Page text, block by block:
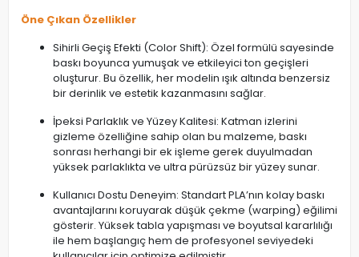
Öne Çıkan Özellikler
Sihirli Geçiş Efekti (Color Shift): Özel formülü sayesinde
baskı boyunca yumuşak ve etkileyici ton geçişleri
oluşturur. Bu özellik, her modelin ışık altında benzersiz
bir derinlik ve estetik kazanmasını sağlar.
İpeksi Parlaklık ve Yüzey Kalitesi: Katman izlerini
gizleme özelliğine sahip olan bu malzeme, baskı
sonrası herhangi bir ek işleme gerek duyulmadan
yüksek parlaklıkta ve ultra pürüzsüz bir yüzey sunar.
Kullanıcı Dostu Deneyim: Standart PLA’nın kolay baskı
avantajlarını koruyarak düşük çekme (warping) eğilimi
gösterir. Yüksek tabla yapışması ve boyutsal kararlılığı
ile hem başlangıç hem de profesyonel seviyedeki